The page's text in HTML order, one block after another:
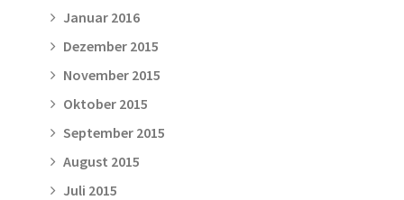
Januar 2016
Dezember 2015
November 2015
Oktober 2015
September 2015
August 2015
Juli 2015